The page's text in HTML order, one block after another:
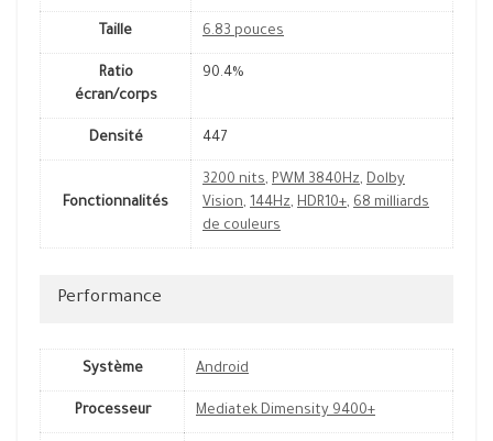
Taille 6.83 pouces
Ratio
écran/corps
90.4%
Densité 447
Fonctionnalités
3200 nits, PWM 3840Hz, Dolby
Vision, 144Hz, HDR10+, 68 milliards
de couleurs
Performance
Système Android
Processeur Mediatek Dimensity 9400+